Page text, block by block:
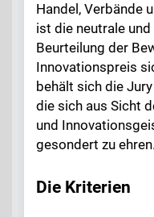
Handel, Verbände
ist die neutrale
Beurteilung der
Innovationspreis
behält sich die
die sich aus Sicht
und
gesondert zu ehren.
Die Kriterien